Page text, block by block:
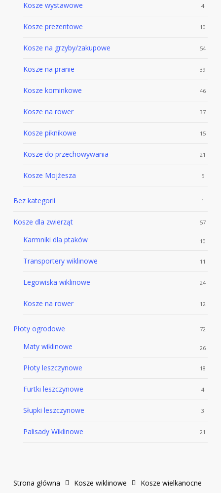
Kosze wystawowe 4
Kosze prezentowe 10
Kosze na grzyby/zakupowe 54
Kosze na pranie 39
Kosze kominkowe 46
Kosze na rower 37
Kosze piknikowe 15
Kosze do przechowywania 21
Kosze Mojżesza 5
Bez kategorii 1
Kosze dla zwierząt 57
Karmniki dla ptaków 10
Transportery wiklinowe 11
Legowiska wiklinowe 24
Kosze na rower 12
Płoty ogrodowe 72
Maty wiklinowe 26
Płoty leszczynowe 18
Furtki leszczynowe 4
Słupki leszczynowe 3
Palisady Wiklinowe 21
Strona główna Kosze wiklinowe
Kosze wielkanocne